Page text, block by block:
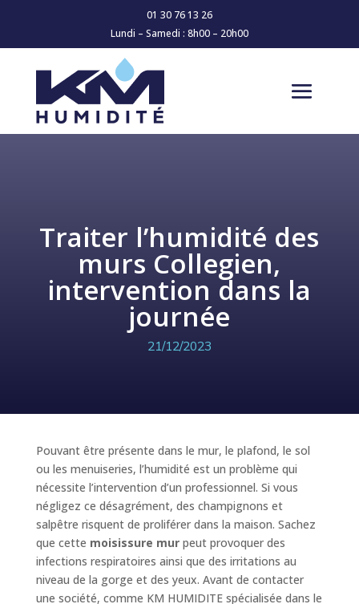
01 30 76 13 26
Lundi – Samedi : 8h00 – 20h00
Traiter l’humidité des
murs Collegien,
intervention dans la
journée
21/12/2023
Pouvant être présente dans le mur, le plafond, le sol
ou les menuiseries, l’humidité est un problème qui
nécessite l’intervention d’un professionnel. Si vous
négligez ce désagrément, des champignons et
salpêtre risquent de proliférer dans la maison. Sachez
que cette moisissure murpeut provoquer des
infections respiratoires ainsi que des irritations au
niveau de la gorge et des yeux. Avant de contacter
une société, comme KM HUMIDITE spécialisée dans le